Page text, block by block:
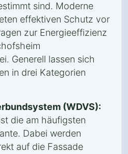
sind. Moderne
effektiven Schutz vor
zur Energieeffizienz
Generell lassen sich
in drei Kategorien
(WDVS):
die am häufigsten
Dabei werden
auf die Fassade